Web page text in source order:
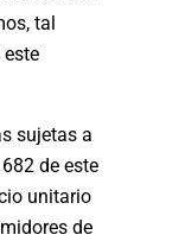
tal
sujetas a
de este
unitario
de